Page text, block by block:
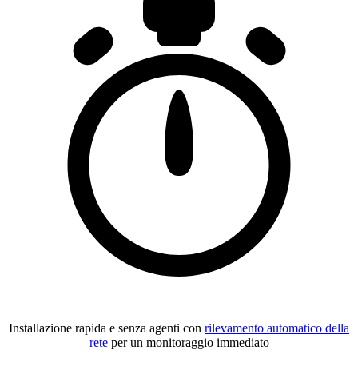
Installazione rapida e senza agenti con rilevamento automatico della
reteper un monitoraggio immediato